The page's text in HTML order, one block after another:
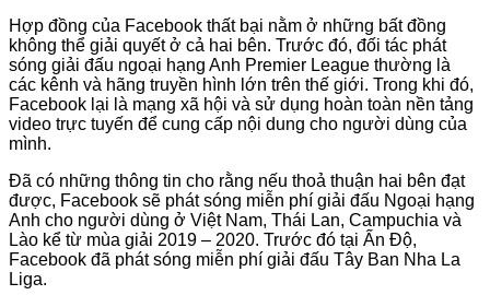
Hợp đồng của Facebook thất bại nằm ở những bất đồng
không thể giải quyết ở cả hai bên. Trước đó, đối tác phát
sóng giải đấu ngoại hạng Anh Premier League thường là
các kênh và hãng truyền hình lớn trên thế giới. Trong khi đó,
Facebook lại là mạng xã hội và sử dụng hoàn toàn nền tảng
video trực tuyến để cung cấp nội dung cho người dùng của
mình.
Đã có những thông tin cho rằng nếu thoả thuận hai bên đạt
được, Facebook sẽ phát sóng miễn phí giải đấu Ngoại hạng
Anh cho người dùng ở Việt Nam, Thái Lan, Campuchia và
Lào kể từ mùa giải 2019 – 2020. Trước đó tại Ấn Độ,
Facebook đã phát sóng miễn phí giải đấu Tây Ban Nha La
Liga.